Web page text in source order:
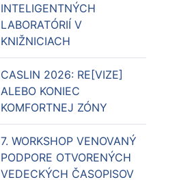
INTELIGENTNÝCH
LABORATÓRIÍ V
KNIŽNICIACH
CASLIN 2026: RE[VIZE]
ALEBO KONIEC
KOMFORTNEJ ZÓNY
7. WORKSHOP VENOVANÝ
PODPORE OTVORENÝCH
VEDECKÝCH ČASOPISOV